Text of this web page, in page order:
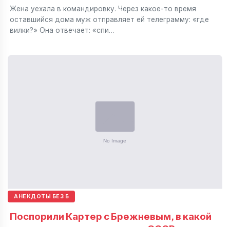
Жена уехала в командировку. Через какое-то время
оставшийся дома муж отправляет ей телеграмму: «где
вилки?» Она отвечает: «спи…
АНЕКДОТЫ БЕЗ Б
Поспорили Картер с Брежневым, в какой